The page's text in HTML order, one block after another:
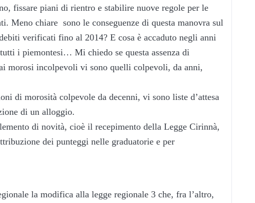
fissare piani di rientro e stabilire nuove regole per le
Meno chiare sono le conseguenze di questa manovra sul
verificati fino al 2014? E cosa è accaduto negli anni
i piemontesi… Mi chiedo se questa assenza di
morosi incolpevoli vi sono quelli colpevoli, da anni,
di morosità colpevole da decenni, vi sono liste d’attesa
di un alloggio.
di novità, cioè il recepimento della Legge Cirinnà,
dei punteggi nelle graduatorie e per
la modifica alla legge regionale 3 che, fra l’altro,